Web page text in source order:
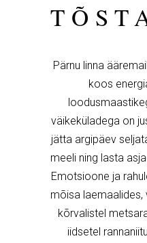
Pärnu linna
koos
väikeküladega on
jätta argipäev
meeli ning lasta
Emotsioone ja
mõisa laemaalides,
kõrvalistel
iidsetel